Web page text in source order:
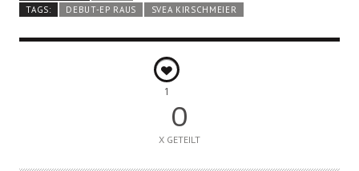
TAGS:
DEBUT-EP RAUS SVEA KIRSCHMEIER
1
0
X GETEILT